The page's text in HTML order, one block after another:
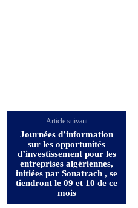
Article suivant
Journées d’information
sur les opportunités
d’investissement pour les
entreprises algériennes,
initiées par Sonatrach , se
tiendront le 09 et 10 de ce
mois